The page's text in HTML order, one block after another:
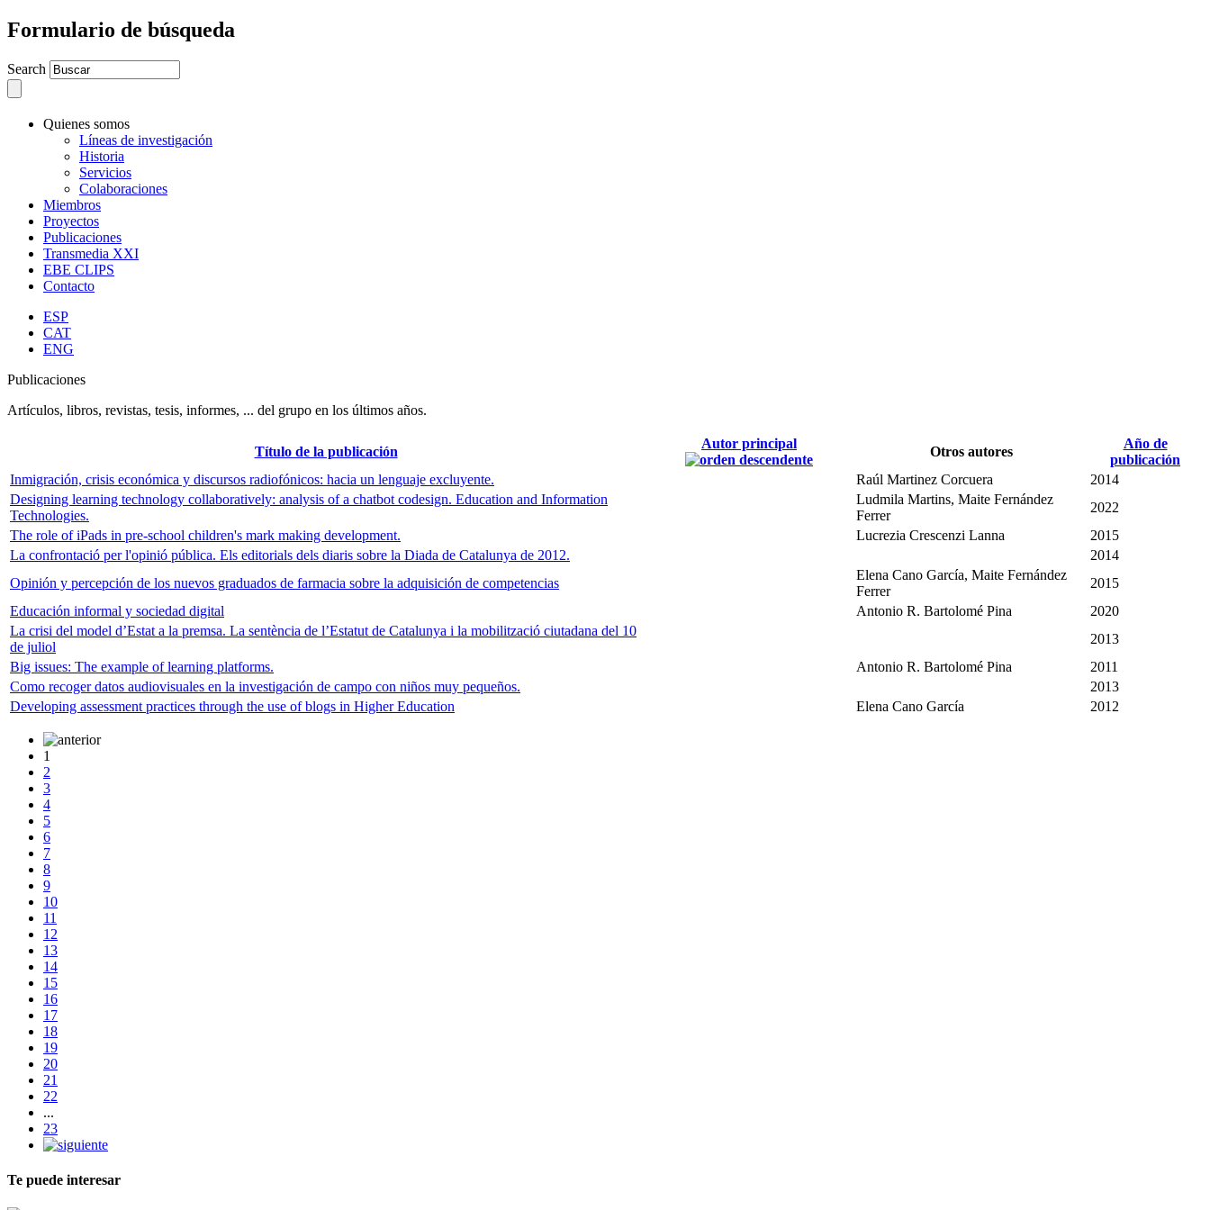
Formulario de búsqueda
Search
Quienes somos
Líneas de investigación
Historia
Servicios
Colaboraciones
Miembros
Proyectos
Publicaciones
Transmedia XXI
EBE CLIPS
Contacto
ESP
CAT
ENG
Publicaciones
Artículos, libros, revistas, tesis, informes, ... del grupo en los últimos años.
Título de la publicación
Autor principal
Otros autores
Año de
publicación
Inmigración, crisis económica y discursos radiofónicos: hacia un lenguaje excluyente.
Raúl Martinez Corcuera
2014
Designing learning technology collaboratively: analysis of a chatbot codesign. Education and Information
Technologies.
Ludmila Martins, Maite Fernández
Ferrer
2022
The role of iPads in pre-school children's mark making development.
Lucrezia Crescenzi Lanna
2015
La confrontació per l'opinió pública. Els editorials dels diaris sobre la Diada de Catalunya de 2012.
2014
Opinión y percepción de los nuevos graduados de farmacia sobre la adquisición de competencias
Elena Cano García, Maite Fernández
Ferrer
2015
Educación informal y sociedad digital
Antonio R. Bartolomé Pina
2020
La crisi del model d’Estat a la premsa. La sentència de l’Estatut de Catalunya i la mobilització ciutadana del 10
de juliol
2013
Big issues: The example of learning platforms.
Antonio R. Bartolomé Pina
2011
Como recoger datos audiovisuales en la investigación de campo con niños muy pequeños.
2013
Developing assessment practices through the use of blogs in Higher Education
Elena Cano García 2012
1
2
3
4
5
6
7
8
9
10
11
12
13
14
15
16
17
18
19
20
21
22
...
23
Te puede interesar